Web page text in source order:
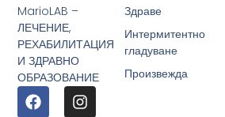
MarioLAB –
ЛЕЧЕНИЕ,
РЕХАБИЛИТАЦИЯ
И ЗДРАВНО
ОБРАЗОВАНИЕ
Здраве
Интермитентно
гладуване
Произвежда